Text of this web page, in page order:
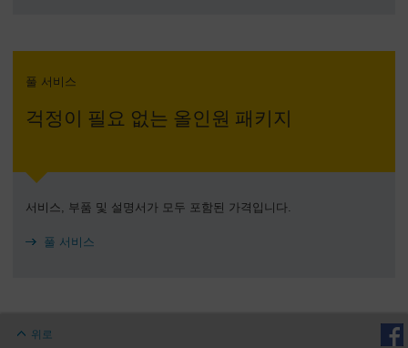
풀 서비스
걱정이 필요 없는 올인원 패키지
서비스, 부품 및 설명서가 모두 포함된 가격입니다.
풀 서비스
위로